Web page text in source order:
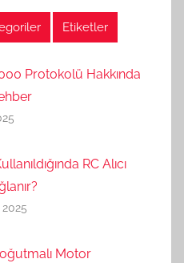
Etiketler
Protokolü Hakkında
RC Alıcı
Motor